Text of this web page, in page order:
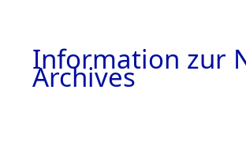
Information zur
Archives